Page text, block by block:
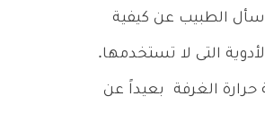
الطبيب عن كيفية
التى لا تستخدمها.
حرارة الغرفة بعيداً عن